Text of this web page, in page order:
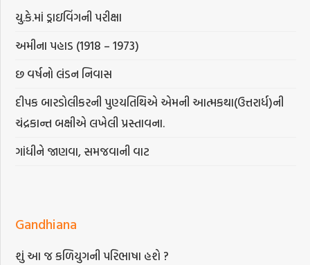
યુ.કે.માં ડ્રાઇવિંગની પરીક્ષા
અમીના પહાડ (1918 – 1973)
છ વર્ષનો લંડન નિવાસ
દીપક બારડોલીકરની પુણ્યતિથિએ એમની આત્મકથા(ઉત્તરાર્ધ)ની
ચંદ્રકાન્ત બક્ષીએ લખેલી પ્રસ્તાવના.
ગાંધીને જાણવા, સમજવાની વાટ
Gandhiana
શું આ જ કળિયુગની પરિભાષા હશે ?